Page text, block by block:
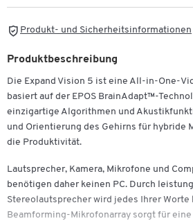
Produkt- und Sicherheitsinformationen
Produktbeschreibung
Die Expand Vision 5 ist eine All-in-One-
basiert auf der EPOS BrainAdapt™-
einzigartige Algorithmen und
und Orientierung des Gehirns für hybride
die Produktivität.
Lautsprecher, Kamera, Mikrofone und
benötigen daher keinen PC. Durch
Stereolautsprecher wird jedes Ihrer Worte
Beamforming-Mikrofonarray sorgt für eine